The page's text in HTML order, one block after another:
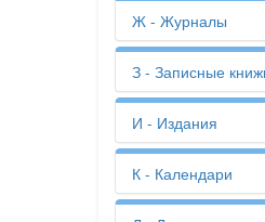
Брошюры
Буклеты
Бумага для цветов
Дипломные работы
Диссертации
Ежедневники
Ж - Журналы
Журналы
З - Записные
Записные книжки
И - Издания
Издания
Идентификаторы
К - Календари